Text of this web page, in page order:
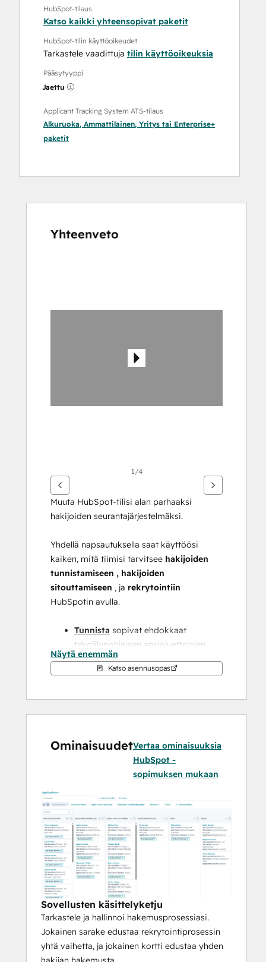
HubSpot-tilaus
Katso kaikki yhteensopivat paketit
HubSpot-tilin käyttöoikeudet
Tarkastele vaadittuja tilin käyttöoikeuksia
Pääsytyyppi
Jaettu
Applicant Tracking System ATS-tilaus
Alkuruoka, Ammattilainen, Yritys tai Enterprise+
paketit
Yhteenveto
1/4
Muuta HubSpot-tilisi alan parhaaksi
hakijoiden seurantajärjestelmäksi.
Yhdellä napsautuksella saat käyttöösi
kaiken, mitä tiimisi tarvitsee hakijoiden
tunnistamiseen , hakijoiden
sitouttamiseen , ja rekrytointiin
HubSpotin avulla.
Tunnista sopivat ehdokkaat
tekoälypohjaisen ansioluettelojen
skannauksen avulla, ja
maantieteellisen kohdentamisen
tietyn työpaikan läheisyydessä.
tietokantapohjaisen sisällön ja
automaation avulla.
entistä parempi hakijakokemus.
***Huomautus: Hakijoiden
seurantajärjestelmä hyödyntää HubSpot-
sovelluksen objekteja
, mikä tarkoittaa,
että tämä sovellus toimii minkä tahansa
HubSpot-sopimuksen kanssa ja luo tilillesi
uusia objekteja hakemusten, työpaikkojen
ja toimistojen seurantaa varten.***
Näytä enemmän
Katso asennusopas
OminaisuudetVertaa ominaisuuksia
HubSpot -
sopimuksen mukaan
Sovellusten käsittelyketju
Tarkastele ja hallinnoi hakemusprosessiasi.
Jokainen sarake edustaa rekrytointiprosessin
yhtä vaihetta, ja jokainen kortti edustaa yhden